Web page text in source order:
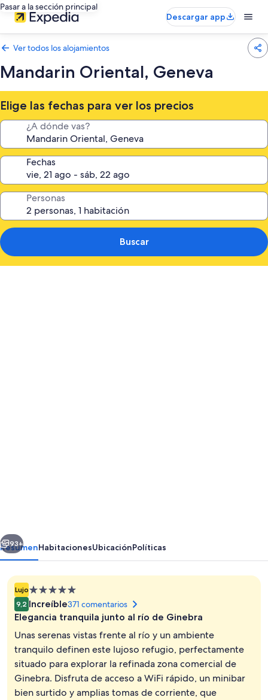
Pasar a la sección principal
Descargar app
Ver todos los alojamientos
Mandarin Oriental, Geneva
Elige las fechas para ver los precios
¿A dónde vas?
Fechas
Personas
Buscar
1 dormitorio y ropa de cama de alta
Siguiente
93+
ResumenHabitacionesUbicaciónPolíticas
LujoAlojamiento
de
5.0 estrellas
9,2 Increíble371 comentarios
Elegancia tranquila junto al río de Ginebra
Unas serenas vistas frente al río y un ambiente
tranquilo definen este lujoso refugio, perfectamente
situado para explorar la refinada zona comercial de
Ginebra. Disfruta de acceso a WiFi rápido, un minibar
bien surtido y amplias tomas de corriente, que